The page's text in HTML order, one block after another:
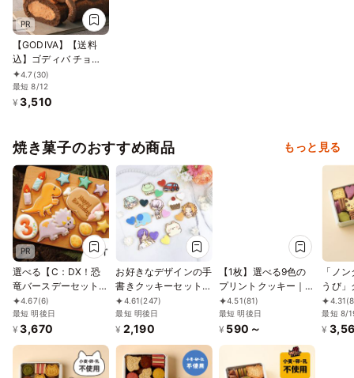
PR
【GODIVA】【送料
込】ゴディバ チョコ
レートロールケーキ
お中元2026
4.7 (30)
最短 8/12
¥ 3,510
焼き菓子のおすすめ商品 もっと見る
PR
選べる【C：DX！恐
竜バースデーセット
肉プレートver.】アイ
シングクッキー クッ
キー 恐竜 肉 卵 ケーキ
デコレーション 男の
子 誕生日 ケーキトッ
ピング ケーキデコレ
4.67(6)
最短 明後日
¥ 3,670
お好きなデザインの手
書きクッキーセット♪
イラスト1枚から購入
可能！ハート付き《イ
ラストクッキー｜頂い
た画像からお作りしま
す✧》
4.61(247)
最短 明後日
¥ 2,190
【1枚】選べる9色の
プリントクッキー｜
お好きなお写真をプリ
ントします｜1枚から
注文OK！
4.51(81)
最短 明後日
¥ 590～
「ノ
うび」
4.31
最短 8/
¥